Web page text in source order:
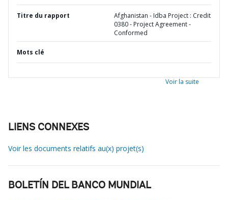
Titre du rapport
Afghanistan - Idba Project : Credit
0380 - Project Agreement -
Conformed
Mots clé
Voir la suite
LIENS CONNEXES
Voir les documents relatifs au(x) projet(s)
BOLETÍN DEL BANCO MUNDIAL